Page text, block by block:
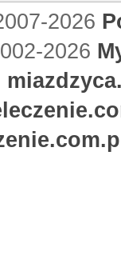
2026
2026